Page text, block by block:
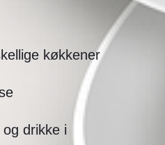
køkkener
drikke i